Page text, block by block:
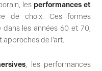
les performances et
de choix. Ces formes
dans les années 60 et 70,
de l’art.
, les performances